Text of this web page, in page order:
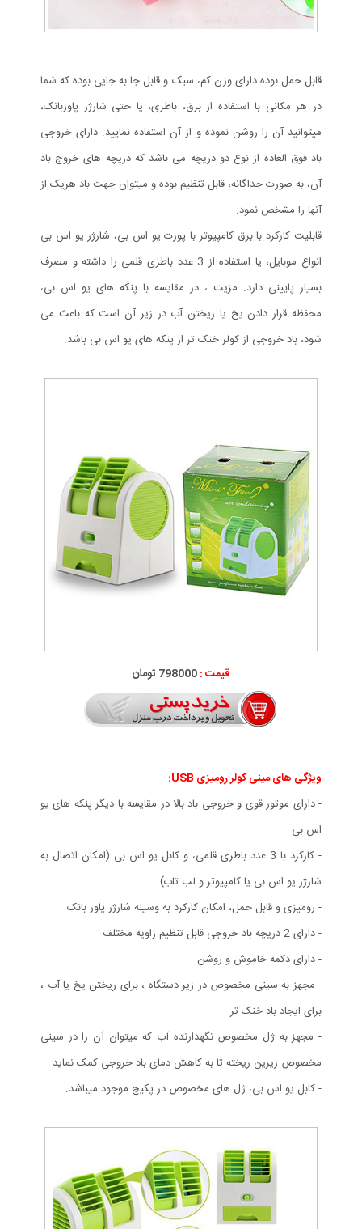
قابل حمل بوده دارای وزن کم، سبک و قابل جا به جایی بوده که شما
در هر مکانی با استفاده از برق، باطری، یا حتی شارژر پاوربانک،
میتوانید آن را روشن نموده و از آن استفاده نمایید. دارای خروجی
باد فوق العاده از نوع دو دریچه می باشد که دریچه های خروج باد
آن، به صورت جداگانه، قابل تنظیم بوده و میتوان جهت باد هریک از
آنها را مشخص نمود.
قابلیت کارکرد با برق کامپیوتر با پورت یو اس بی، شارژر یو اس بی
انواع موبایل، یا استفاده از 3 عدد باطری قلمی را داشته و مصرف
بسیار پایینی دارد. مزیت ، در مقایسه با پنکه های یو اس بی،
محفظه قرار دادن یخ یا ریختن آب در زیر آن است که باعث می
شود، باد خروجی از کولر خنک تر از پنکه های یو اس بی باشد.
قیمت :798000 تومان
ویژگی های مينی كولر روميزی USB:
- دارای موتور قوی و خروجی باد بالا در مقایسه با دیگر پنکه های یو
اس بی
- کارکرد با 3 عدد باطری قلمی، و کابل یو اس بی (امکان اتصال به
شارژر یو اس بی یا کامپیوتر و لب تاب)
- رومیزی و قابل حمل، امکان کارکرد به وسیله شارژر پاور بانک
- دارای 2 دریچه باد خروجی قابل تنظیم زاویه مختلف
- دارای دکمه خاموش و روشن
- مجهز به سینی مخصوص در زیر دستگاه ، برای ریختن یخ یا آب ،
برای ایجاد باد خنک تر
- مجهز به ژل مخصوص نگهدارنده آب که میتوان آن را در سینی
مخصوص زیرین ریخته تا به کاهش دمای باد خروجی کمک نماید
- کابل یو اس بی، ژل های مخصوص در پکیج موجود میباشد.